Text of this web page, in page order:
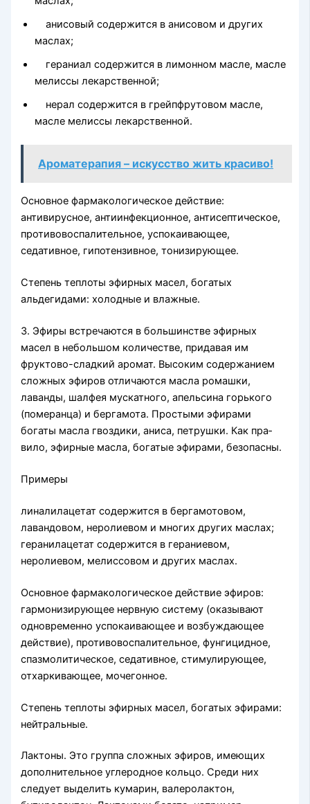
анисовый содержится в анисовом и других
маслах;
гераниал содержится в лимонном масле, масле
мелиссы ле­карственной;
нерал содержится в грейпфрутовом масле,
масле мелиссы лекарственной.
Ароматерапия – искусство жить красиво!
Основное фармакологическое действие:
антивирусное, анти­инфекционное, антисептическое,
противовоспалительное, успо­каивающее,
седативное, гипотензивное, тонизирующее.
Степень теплоты эфирных масел, богатых
альдегидами: хо­лодные и влажные.
3. Эфиры встречаются в большинстве эфирных
масел в не­большом количестве, придавая им
фруктово-сладкий аромат. Высоким содержанием
сложных эфиров отличаются масла ромашки,
лаванды, шалфея мускатного, апельсина горького
(померанца) и бергамота. Простыми эфирами
богаты масла гвоздики, аниса, петрушки. Как пра­
вило, эфирные масла, богатые эфирами, безопасны.
Примеры
линалилацетат содержится в бергамотовом,
лавандовом, неролиевом и многих других маслах;
геранилацетат содержится в гераниевом,
неролиевом, мелиссовом и других маслах.
Основное фармакологическое действие эфиров:
гармонизи­рующее нервную систему (оказывают
одновременно успокаи­вающее и возбуждающее
действие), противовоспалительное, фунгицидное,
спазмолитическое, седативное, стимулирующее,
отхаркивающее, мочегонное.
Степень теплоты эфирных масел, богатых эфирами:
нейт­ральные.
Лактоны. Это группа сложных эфиров, имеющих
допол­нительное углеродное кольцо. Среди них
следует выделить ку­марин, валеролактон,